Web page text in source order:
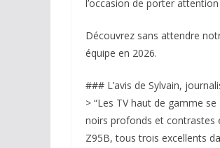
l’occasion de porter
Découvrez sans attendre
équipe en 2026.
### L’avis de Sylvain,
> “Les TV haut de gamme
noirs profonds et contrastes
Z95B, tous trois excellents